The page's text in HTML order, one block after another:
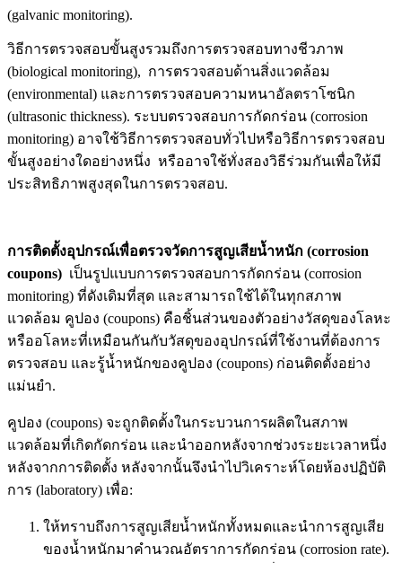
(galvanic monitoring).
วิธีการตรวจสอบขั้นสูงรวมถึงการตรวจสอบทางชีวภาพ
(biological monitoring), การตรวจสอบด้านสิ่งแวดล้อม
(environmental) และการตรวจสอบความหนาอัลตราโซนิก
(ultrasonic thickness). ระบบตรวจสอบการกัดกร่อน (corrosion
monitoring) อาจใช้วิธีการตรวจสอบทั่วไปหรือวิธีการตรวจสอบ
ขั้นสูงอย่างใดอย่างหนึ่ง หรืออาจใช้ทั่งสองวิธีร่วมกันเพื่อให้มี
ประสิทธิภาพสูงสุดในการตรวจสอบ.
การติดตั้งอุปกรณ์เพื่อตรวจวัดการสูญเสียน้ำหนัก (corrosion
coupons) เป็นรูปแบบการตรวจสอบการกัดกร่อน (corrosion
monitoring) ที่ดังเดิมที่สุด และสามารถใช้ได้ในทุกสภาพ
แวดล้อม คูปอง (coupons) คือชิ้นส่วนของตัวอย่างวัสดุของโลหะ
หรืออโลหะที่เหมือนกันกับวัสดุของอุปกรณ์ที่ใช้งานที่ต้องการ
ตรวจสอบ และรู้น้ำหนักของคูปอง (coupons) ก่อนติดตั้งอย่าง
แม่นยำ.
คูปอง (coupons) จะถูกติดตั้งในกระบวนการผลิตในสภาพ
แวดล้อมที่เกิดกัดกร่อน และนำออกหลังจากช่วงระยะเวลาหนึ่ง
หลังจากการติดตั้ง หลังจากนั้นจึงนำไปวิเคราะห์โดยห้องปฏิบัติ
การ (laboratory) เพื่อ:
ให้ทราบถึงการสูญเสียน้ำหนักทั้งหมดและนำการสูญเสีย
ของน้ำหนักมาคำนวณอัตราการกัดกร่อน (corrosion rate).